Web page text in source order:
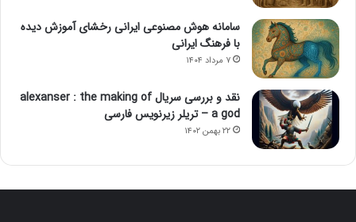
سامانه هوش مصنوعی ایرانی رخشای آموزش دیده
با فرهنگ ایرانی
۷ مرداد ۱۴۰۴
نقد و بررسی سریال alexanser : the making of
a god – تریلر زیرنویس فارسی
۲۲ بهمن ۱۴۰۲